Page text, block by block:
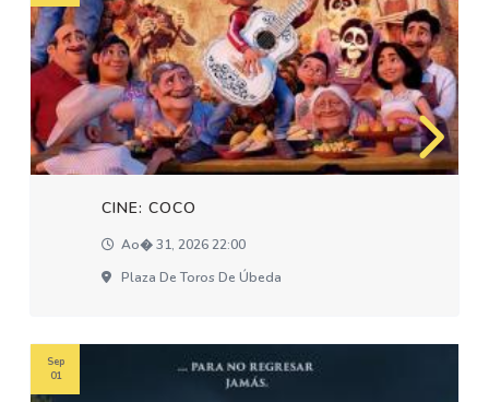
CINE: COCO
Ao� 31, 2026 22:00
Plaza De Toros De Úbeda
Sep
01